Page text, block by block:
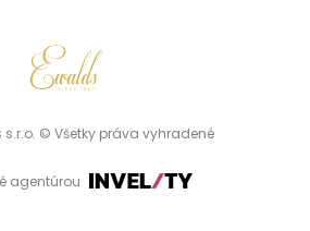
s.r.o. © Všetky práva vyhradené
agentúrou